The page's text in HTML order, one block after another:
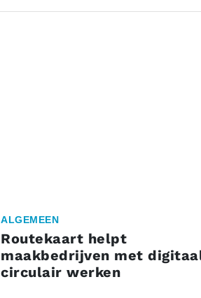
ALGEMEEN
Routekaart helpt
maakbedrijven met
circulair werken